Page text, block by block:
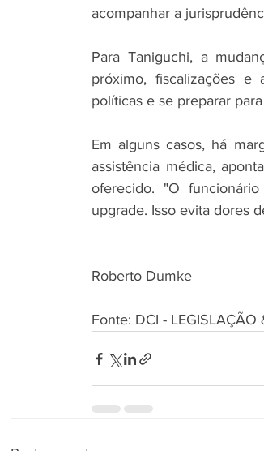
acompanhar a
Para Taniguchi, a
próximo, fiscalizações e
políticas e se preparar
Em alguns casos, há
assistência médica,
oferecido. "O
upgrade. Isso evita dores
Roberto Dumke
Fonte: DCI - LEGISLAÇÃO